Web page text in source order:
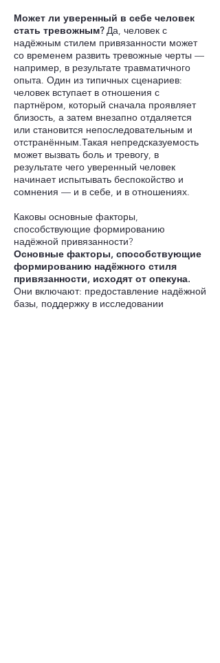
Может ли уверенный в себе человек
стать тревожным?Да, человек с
надёжным стилем привязанности может
со временем развить тревожные черты —
например, в результате травматичного
опыта. Один из типичных сценариев:
человек вступает в отношения с
партнёром, который сначала проявляет
близость, а затем внезапно отдаляется
или становится непоследовательным и
отстранённым.Такая непредсказуемость
может вызвать боль и тревогу, в
результате чего уверенный человек
начинает испытывать беспокойство и
сомнения — и в себе, и в отношениях.
Каковы основные факторы,
способствующие формированию
надёжной привязанности?
Основные факторы, способствующие
формированию надёжного стиля
привязанности, исходят от опекуна.
Они включают: предоставление надёжной
базы, поддержку в исследовании